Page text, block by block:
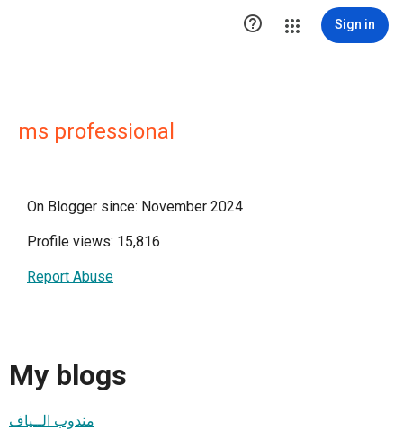
 Sign in
ms professional
On Blogger since: November 2024
Profile views: 15,816
Report Abuse
My blogs
مندوب الــياف